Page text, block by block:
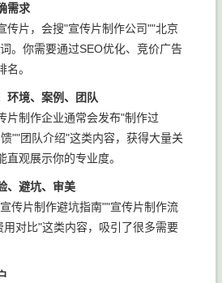
需求
传片，会搜"宣传片制作公司""北京
。你需要通过SEO优化、竞价广告
。
环境、案例、团队
片制作企业通常会发布"制作过
""团队介绍"这类内容，获得大量关
观展示你的专业度。
、避坑、审美
传片制作避坑指南""宣传片制作流
对比"这类内容，吸引了很多需要